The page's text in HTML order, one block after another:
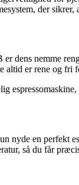
der
dens nemme
altid er rene og
en perfekt
så du får